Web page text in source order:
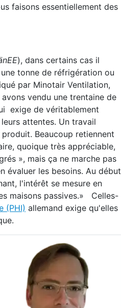
faisons essentiellement des
), dans certains cas il
tonne de réfrigération ou
par Minotair Ventilation,
vendu une trentaine de
exige de véritablement
attentes. Un travail
Beaucoup retiennent
quoique très appréciable,
», mais ça ne marche pas
évaluer les besoins. Au début
l'intérêt se mesure en
maisons passives.» Celles-
(PHI) allemand exige qu'elles